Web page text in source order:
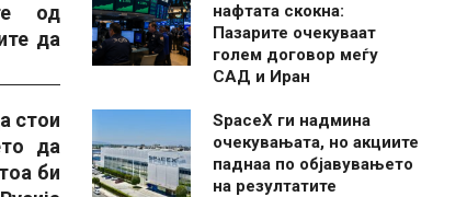
од
да
стои
да
би
нафтата скокна:
Пазарите очекуваат
голем договор меѓу
САД и Иран
SpaceX ги надмина
очекувањата, но акциите
паднаа по објавувањето
на резултатите